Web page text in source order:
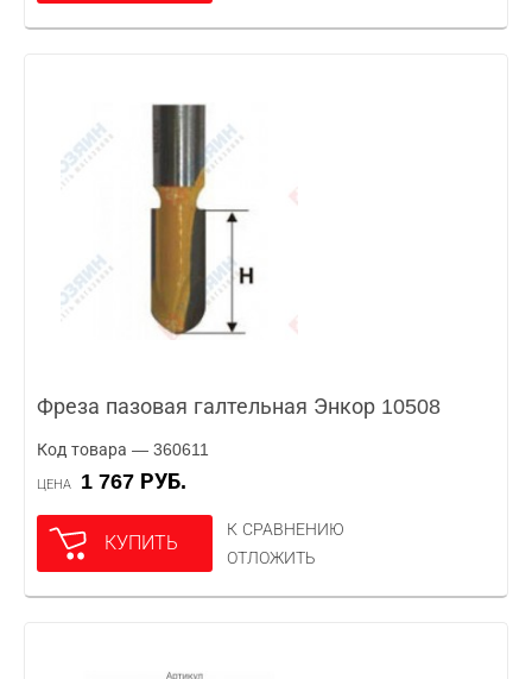
Фреза пазовая галтельная Энкор 10508
Код товара — 360611
ЦЕНА 1 767 РУБ.
КУПИТЬ
К СРАВНЕНИЮ
ОТЛОЖИТЬ